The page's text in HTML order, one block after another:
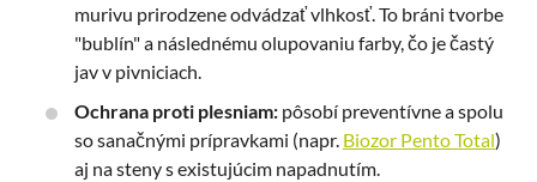
murivu prirodzene odvádzať vlhkosť. To bráni tvorbe
"bublín" a následnému olupovaniu farby, čo je častý
jav v pivniciach.
Ochrana proti plesniam: pôsobí preventívne a spolu
so sanačnými prípravkami (napr. Biozor Pento Total)
aj na steny s existujúcim napadnutím.